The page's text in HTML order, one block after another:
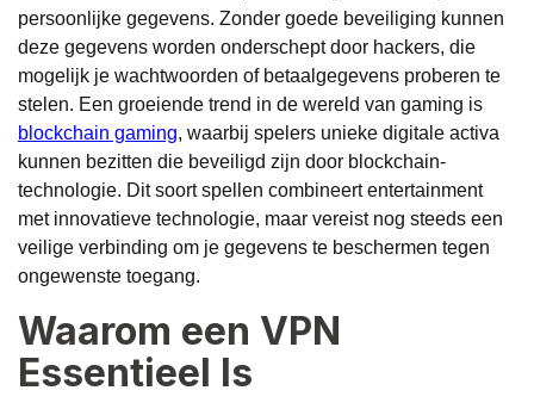
persoonlijke gegevens. Zonder goede beveiliging kunnen
deze gegevens worden onderschept door hackers, die
mogelijk je wachtwoorden of betaalgegevens proberen te
stelen. Een groeiende trend in de wereld van gaming is
blockchain gaming, waarbij spelers unieke digitale activa
kunnen bezitten die beveiligd zijn door blockchain-
technologie. Dit soort spellen combineert entertainment
met innovatieve technologie, maar vereist nog steeds een
veilige verbinding om je gegevens te beschermen tegen
ongewenste toegang.
Waarom een VPN
Essentieel Is